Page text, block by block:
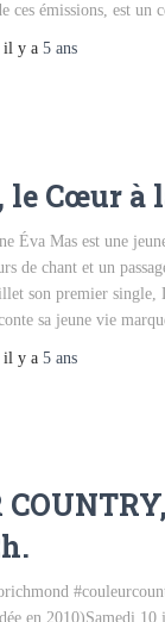
ces émissions, est un
il y a 5 ans
le Cœur à
Éva Mas est une
de chant et un
son premier
sa jeune vie
il y a 5 ans
en 2010)Samedi